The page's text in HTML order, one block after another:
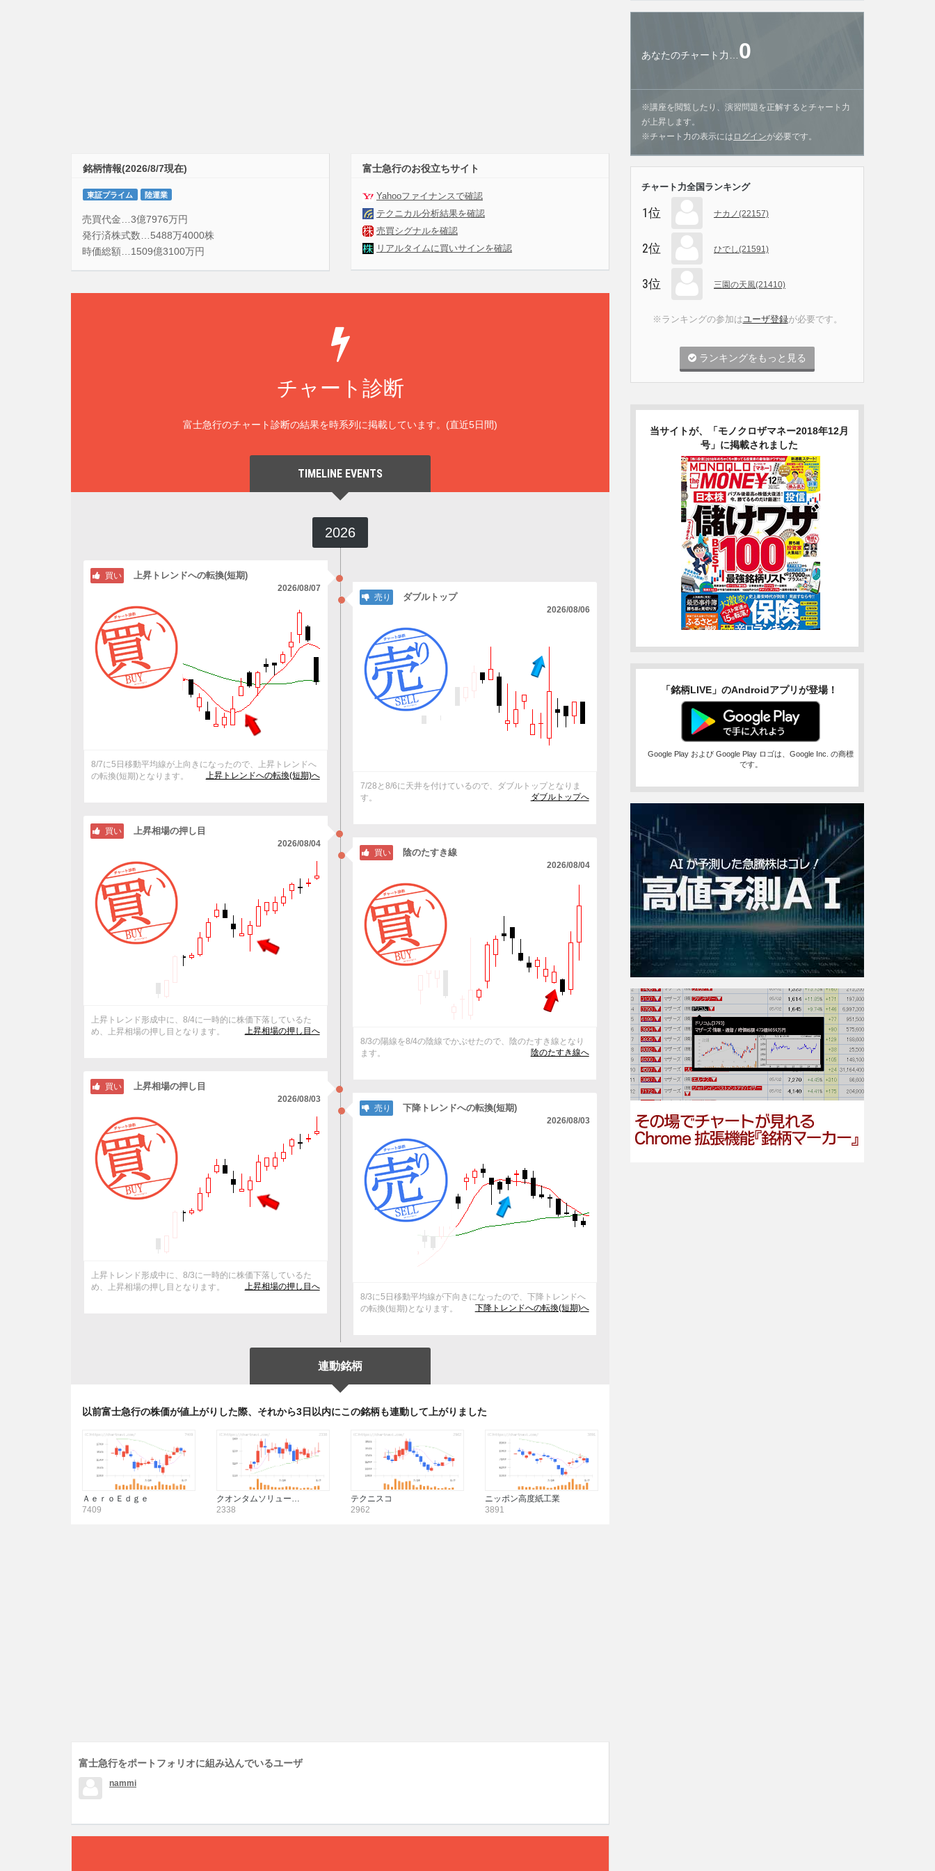
銘柄情報(2026/8/7現在)
東証プライム 陸運業
売買代金…3億7976万円
発行済株式数…5488万4000株
時価総額…1509億3100万円
富士急行のお役立ちサイト
Yahooファイナンスで確認
テクニカル分析結果を確認
売買シグナルを確認
リアルタイムに買いサインを確認
チャート診断
富士急行のチャート診断の結果を時系列に掲載しています。(直近5日間)
TIMELINE EVENTS
2026
買い 上昇トレンドへの転換(短期)
2026/08/07
8/7に5日移動平均線が上向きになったので、上昇トレンドへ
の転換(短期)となります。
上昇トレンドへの転換(短期)へ
売り ダブルトップ
2026/08/06
7/28と8/6に天井を付けているので、ダブルトップとなりま
す。
ダブルトップへ
買い 上昇相場の押し目
2026/08/04
上昇トレンド形成中に、8/4に一時的に株価下落しているた
め、上昇相場の押し目となります。
上昇相場の押し目へ
買い 陰のたすき線
2026/08/04
8/3の陽線を8/4の陰線でかぶせたので、陰のたすき線となり
ます。
陰のたすき線へ
買い 上昇相場の押し目
2026/08/03
上昇トレンド形成中に、8/3に一時的に株価下落しているた
め、上昇相場の押し目となります。
上昇相場の押し目へ
売り 下降トレンドへの転換(短期)
2026/08/03
8/3に5日移動平均線が下向きになったので、下降トレンドへ
の転換(短期)となります。
下降トレンドへの転換(短期)へ
連動銘柄
以前富士急行の株価が値上がりした際、それから3日以内にこの銘柄も連動して上がりました
ＡｅｒｏＥｄｇｅ
7409
クオンタムソリュー…
2338
テクニスコ
2962
ニッポン高度紙工業
3891
富士急行をポートフォリオに組み込んでいるユーザ
nammi
あなたのチャート力… 0
※講座を閲覧したり、演習問題を正解するとチャート力
が上昇します。
※チャート力の表示には ログインが必要です。
チャート力全国ランキング
1位 ナカノ(22157)
2位 ひでし(21591)
3位 三園の天風(21410)
※ランキングの参加はユーザ登録が必要です。
ランキングをもっと見る
当サイトが、「モノクロザマネー2018年12月
号」に掲載されました
「銘柄LIVE」のAndroidアプリが登場！
Google Play および Google Play ロゴは、Google Inc. の商標
です。